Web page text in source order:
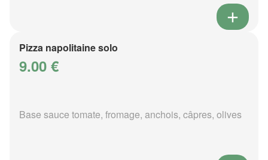
Pizza napolitaine solo
9.00 €
Base sauce tomate, fromage, anchois, câpres, olives